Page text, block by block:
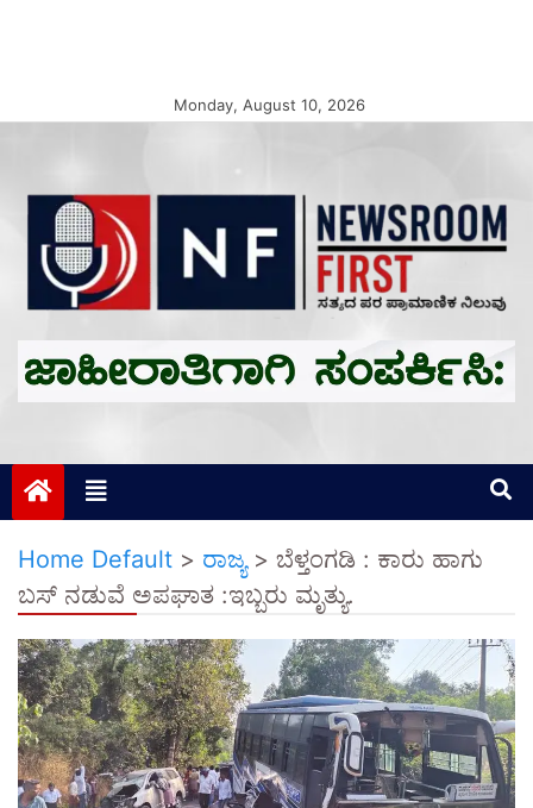
Monday, August 10, 2026
Newsroom First
Home Default > ರಾಜ್ಯ> ಬೆಳ್ತಂಗಡಿ : ಕಾರು ಹಾಗು
ಬಸ್ ನಡುವೆ ಅಪಘಾತ :ಇಬ್ಬರು ಮೃತ್ಯು.